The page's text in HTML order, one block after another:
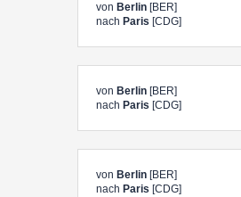
von Berlin [BER]
nach Paris [CDG]
von Berlin [BER]
nach Paris [CDG]
von Berlin [BER]
nach Paris [CDG]